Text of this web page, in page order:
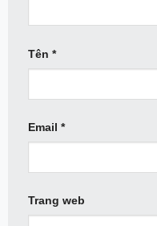
Tên *
Email *
Trang web